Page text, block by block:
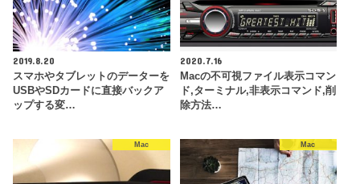
2019.8.20
スマホやタブレットのデーターを
USBやSDカードに直接バックア
ップする変…
2020.7.16
Macの不可視ファイル表示コマン
ド,ターミナル,非表示コマンド,削
除方法…
Mac Mac